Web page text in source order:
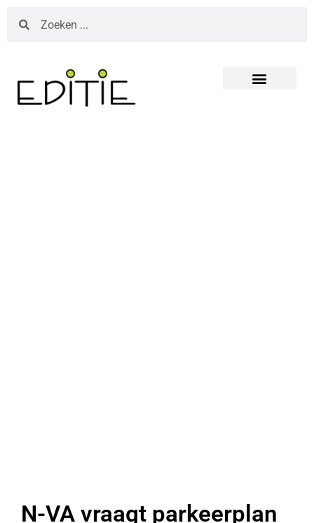
N-VA vraagt parkeerplan